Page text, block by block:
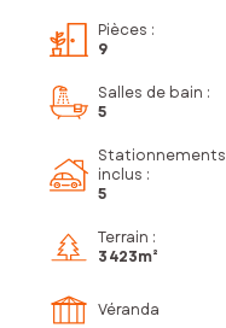
Pièces :
9
Salles de bain :
5
Stationnements
inclus :
5
Terrain :
3 423m²
Véranda